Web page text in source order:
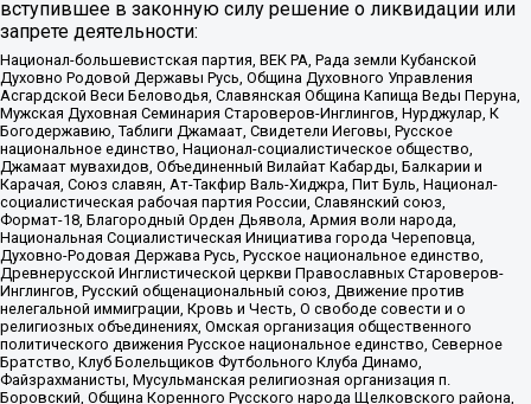
вступившее в законную силу решение о ликвидации или
запрете деятельности:
Национал-большевистская партия, ВЕК РА, Рада земли Кубанской
Духовно Родовой Державы Русь, Община Духовного Управления
Асгардской Веси Беловодья, Славянская Община Капища Веды Перуна,
Мужская Духовная Семинария Староверов-Инглингов, Нурджулар, К
Богодержавию, Таблиги Джамаат, Свидетели Иеговы, Русское
национальное единство, Национал-социалистическое общество,
Джамаат мувахидов, Объединенный Вилайат Кабарды, Балкарии и
Карачая, Союз славян, Ат-Такфир Валь-Хиджра, Пит Буль, Национал-
социалистическая рабочая партия России, Славянский союз,
Формат-18, Благородный Орден Дьявола, Армия воли народа,
Национальная Социалистическая Инициатива города Череповца,
Духовно-Родовая Держава Русь, Русское национальное единство,
Древнерусской Инглистической церкви Православных Староверов-
Инглингов, Русский общенациональный союз, Движение против
нелегальной иммиграции, Кровь и Честь, О свободе совести и о
религиозных объединениях, Омская организация общественного
политического движения Русское национальное единство, Северное
Братство, Клуб Болельщиков Футбольного Клуба Динамо,
Файзрахманисты, Мусульманская религиозная организация п.
Боровский, Община Коренного Русского народа Щелковского района,